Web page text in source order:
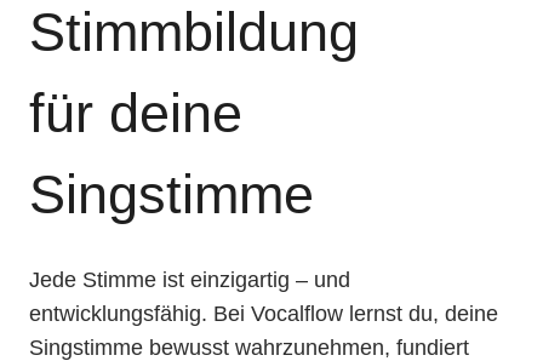
Stimmbildung
für deine
Singstimme
Jede Stimme ist einzigartig – und
entwicklungsfähig. Bei Vocalflow lernst du, deine
Singstimme bewusst wahrzunehmen, fundiert